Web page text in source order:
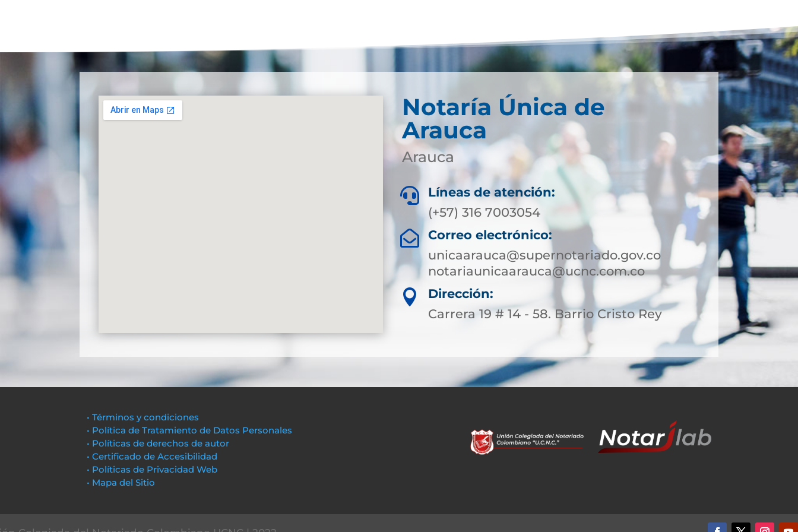
Notaría Única de
Arauca
Arauca

Líneas de atención:
(+57) 316 7003054

Correo electrónico:
unicaarauca@supernotariado.gov.co
notariaunicaarauca@ucnc.com.co

Dirección:
Carrera 19 # 14 - 58. Barrio Cristo Rey
• Términos y condiciones
• Política de Tratamiento de Datos Personales
• Políticas de derechos de autor
• Certificado de Accesibilidad
• Políticas de Privacidad Web
• Mapa del Sitio